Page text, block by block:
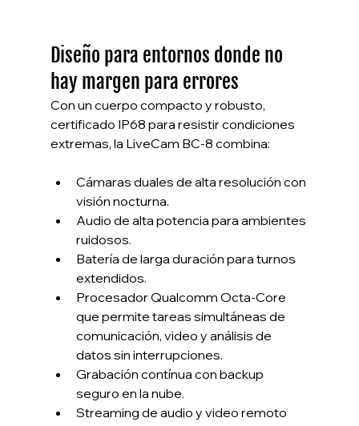
Diseño para entornos donde no
hay margen para errores
Con un cuerpo compacto y robusto,
certificado IP68 para resistir condiciones
extremas, la LiveCam BC-8 combina:
Cámaras duales de alta resolución con
visión nocturna.
Audio de alta potencia para ambientes
ruidosos.
Batería de larga duración para turnos
extendidos.
Procesador Qualcomm Octa-Core
que permite tareas simultáneas de
comunicación, video y análisis de
datos sin interrupciones.
Grabación contínua con backup
seguro en la nube.
Streaming de audio y video remoto